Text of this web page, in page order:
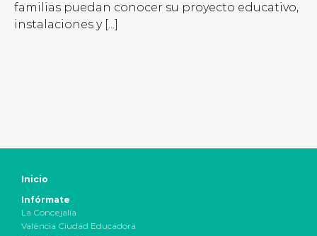
familias puedan conocer su proyecto educativo,
instalaciones y [...]
Inicio
Infórmate
La Concejalía
València Ciudad Educadora